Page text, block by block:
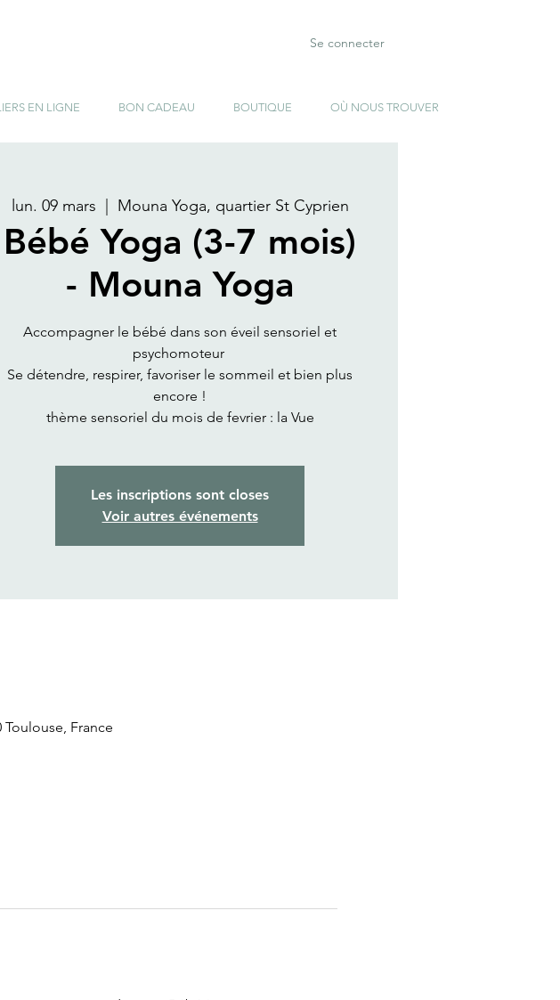
Se connecter
EN LIGNE BON CADEAU BOUTIQUE OÙ NOUS TROUVER
lun. 09 mars Mouna Yoga, quartier St Cyprien
Bébé Yoga (3-7 mois)
- Mouna Yoga
Accompagner le bébé dans son éveil sensoriel et
psychomoteur
Se détendre, respirer, favoriser le sommeil et bien plus
encore !
thème sensoriel du mois de fevrier : la Vue
Les inscriptions sont closes
Voir autres événements
France